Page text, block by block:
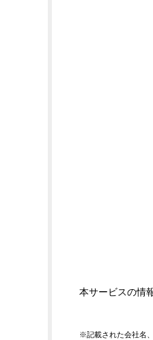
本サービスの情
※記載された会社名